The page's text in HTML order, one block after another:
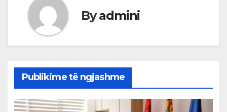
Byadmini
Publikime të ngjashme